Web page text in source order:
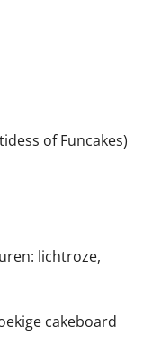
of Funcakes)
lichtroze,
cakeboard